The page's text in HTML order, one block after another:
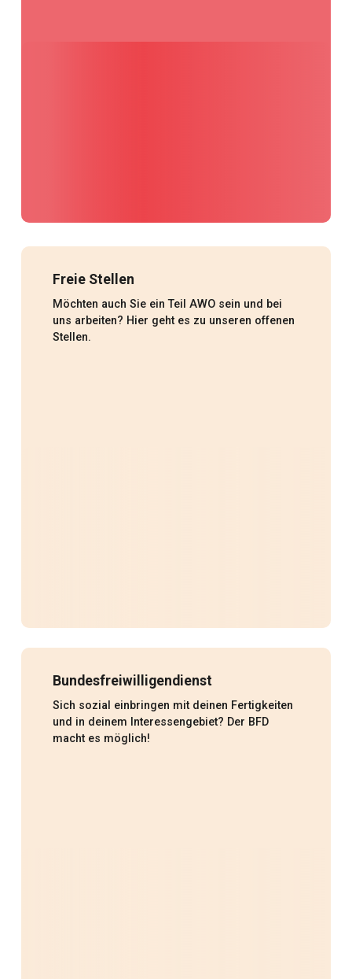
Freie Stellen
Möchten auch Sie ein Teil AWO sein und bei
uns arbeiten? Hier geht es zu unseren offenen
Stellen.
Bundesfreiwilligendienst
Sich sozial einbringen mit deinen Fertigkeiten
und in deinem Interessengebiet? Der BFD
macht es möglich!